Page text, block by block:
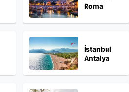
Roma
İstanbul
Antalya